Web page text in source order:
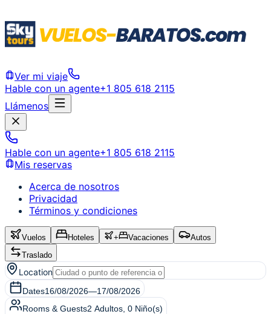
Ver mi viaje
Hable con un agente+1 805 618 2115
Llámenos
Hable con un agente+1 805 618 2115
Mis reservas
Acerca de nosotros
Privacidad
Términos y condiciones
Vuelos Hoteles + Vacaciones
Autos
Traslado
Location
Dates16/08/2026—17/08/2026
Rooms & Guests2 Adultos 0 Niño(s)